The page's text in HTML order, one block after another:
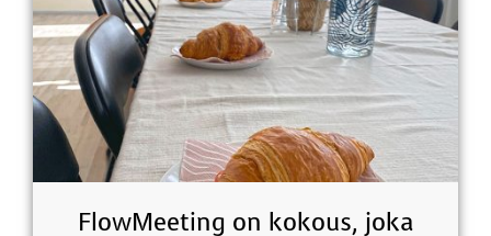
FlowMeeting on kokous, joka